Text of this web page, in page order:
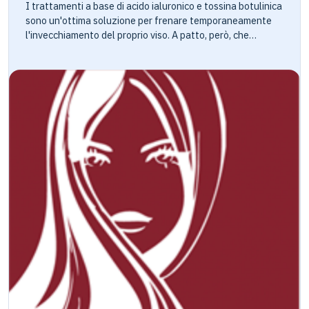
trattamento possono infatti portare risultati non sempre
correggibili con interventi riparatori e, dove questo sia
possibile, sono richiesti numerosi step per rimediare ai
professionalità di chi le maneggia, sono dunque i requisiti
fondamentali che il paziente deve tenera a mente se ha
intenzione di sottoporsi a questo tipo di trattamenti. Solo
così si può garantire la sua sicurezza e quella del risultato
finale.
I trattamenti a base di acido ialuronico e tossina botulinica
sono un'ottima soluzione per frenare temporaneamente
l'invecchiamento del proprio viso. A patto, però, che
stravolgere la naturale fisionomia del proprio volto. A volte
succede che qualche paziente, incoraggiata dai risultati,
non rispetti questo criterio e cada in una "dipendenza dal
ritocco" che spinge a ricorrere alle "punturine" con una
frequenza eccessiva. Caterina, 52 anni, ne è stata un
esempio e quella che segue è la sua storia. Caterina è una
habituée del mio studio, simpatica, briosa, sempre allegra,
a tratti infantile nonostante i 52 anni ben portati, grazie
anche alle cure cui si sottopone con regolarità. Entrata in
menopausa intorno ai 48 anni, da quel momento ha
sviluppato una sorta di timore di invecchiare, come se
potesse svegliarsi un mattino e vedersi trasformata, senza
riconoscersi più. Dapprima sono state le frequenti visite
dal ginecologo per tentare di frenare la fisiologica
cessazione dell’età fertile. Poi un’amica le ha svelato il
magico mondo di ciò che alcune donne chiamano le